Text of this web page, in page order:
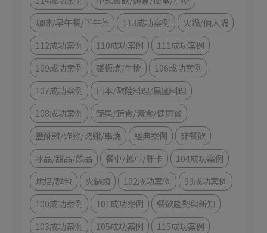
咖啡/早午餐/下午茶
113成功案例
火鍋/個人鍋
112成功案例
110成功案例
111成功案例
109成功案例
鐵板燒/牛排
106成功案例
107成功案例
日本/歐陸料理/異國料理
108成功案例
蔬果/蔬食/素食/健康餐
鹽酥雞/炸雞/烤雞/串燒
經典案例
非餐飲
冰品/甜品/飲品
餐車/攤車/胖卡
104成功案例
烘焙/麵包
火鍋類 102成功案例
99成功案例
100成功案例
101成功案例
餐飲趨勢與新知
103成功案例
105成功案例
115成功案例